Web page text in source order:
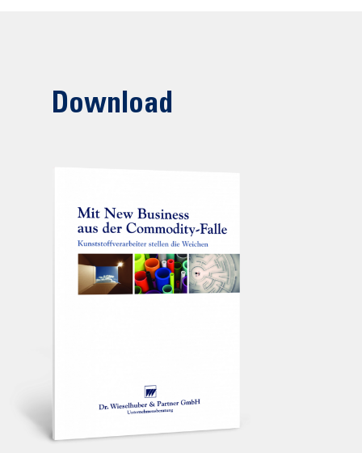
Download